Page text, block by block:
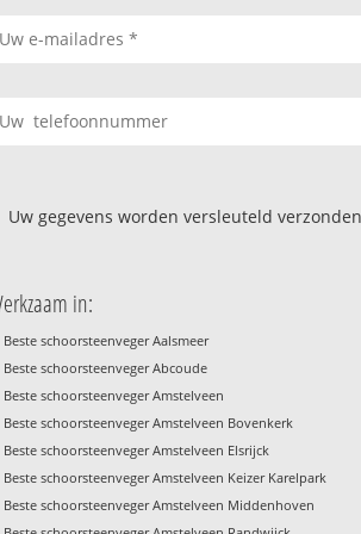
Uw gegevens worden versleuteld
in:
Beste schoorsteenveger Aalsmeer
Beste schoorsteenveger Abcoude
Beste schoorsteenveger Amstelveen
Beste schoorsteenveger Amstelveen Bovenkerk
Beste schoorsteenveger Amstelveen Elsrijck
Beste schoorsteenveger Amstelveen Keizer Karelpark
Beste schoorsteenveger Amstelveen Middenhoven